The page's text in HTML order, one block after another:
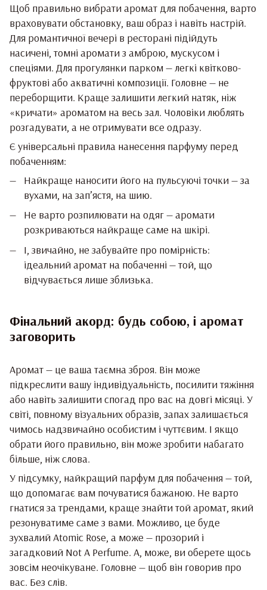
Щоб правильно вибрати аромат для побачення, варто
враховувати обстановку, ваш образ і навіть настрій.
Для романтичної вечері в ресторані підійдуть
насичені, томні аромати з амброю, мускусом і
спеціями. Для прогулянки парком — легкі квітково-
фруктові або акватичні композиції. Головне — не
переборщити. Краще залишити легкий натяк, ніж
«кричати» ароматом на весь зал. Чоловіки люблять
розгадувати, а не отримувати все одразу.
Є універсальні правила нанесення парфуму перед
побаченням:
Найкраще наносити його на пульсуючі точки — за
вухами, на зап’ястя, на шию.
Не варто розпилювати на одяг — аромати
розкриваються найкраще саме на шкірі.
І, звичайно, не забувайте про помірність:
ідеальний аромат на побаченні — той, що
відчувається лише зблизька.
Фінальний акорд: будь собою, і аромат
заговорить
Аромат — це ваша таємна зброя. Він може
підкреслити вашу індивідуальність, посилити тяжіння
або навіть залишити спогад про вас на довгі місяці. У
світі, повному візуальних образів, запах залишається
чимось надзвичайно особистим і чуттєвим. І якщо
обрати його правильно, він може зробити набагато
більше, ніж слова.
У підсумку, найкращий парфум для побачення — той,
що допомагає вам почуватися бажаною. Не варто
гнатися за трендами, краще знайти той аромат, який
резонуватиме саме з вами. Можливо, це буде
зухвалий Atomic Rose, а може — прозорий і
загадковий Not A Perfume. А, може, ви оберете щось
зовсім неочікуване. Головне — щоб він говорив про
вас. Без слів.